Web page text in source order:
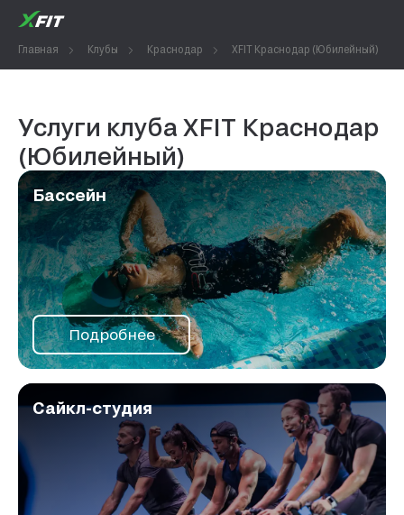
Главная Клубы Краснодар XFIT Краснодар (Юбилейный)
Услуги клуба XFIT Краснодар
(Юбилейный)
Бассейн
Подробнее
Сайкл-студия